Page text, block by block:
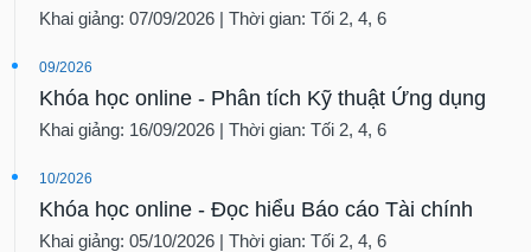
Khai giảng: 07/09/2026 | Thời gian: Tối 2, 4, 6
09/2026
Khóa học online - Phân tích Kỹ thuật Ứng dụng
Khai giảng: 16/09/2026 | Thời gian: Tối 2, 4, 6
10/2026
Khóa học online - Đọc hiểu Báo cáo Tài chính
Khai giảng: 05/10/2026 | Thời gian: Tối 2, 4, 6